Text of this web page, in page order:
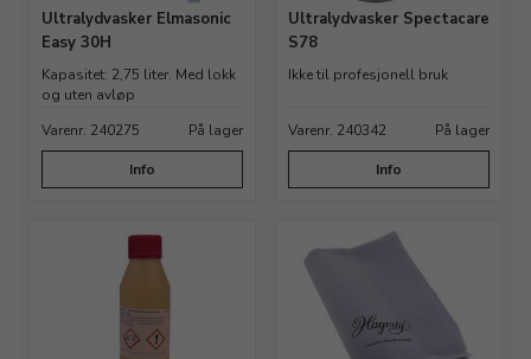
Ultralydvasker Elmasonic
Easy 30H
Kapasitet: 2,75 liter. Med lokk
og uten avløp
Varenr. 240275
På lager
Info
Ultralydvasker Spectacare
S78
Ikke til profesjonell bruk
Varenr. 240342 På lager
Info